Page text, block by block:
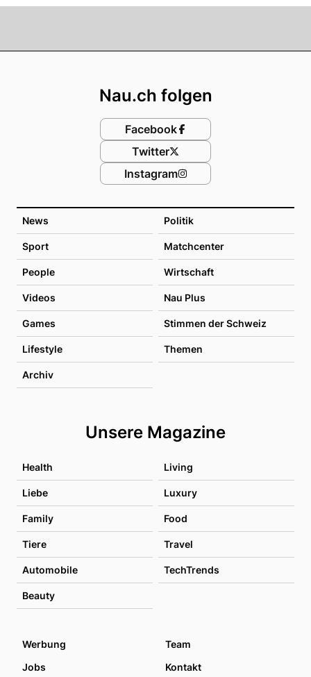
News Politik
Sport Matchcenter
People Wirtschaft
Videos Nau Plus
Games Stimmen der Schweiz
Lifestyle Themen
Archiv
Unsere Magazine
Health Living
Liebe Luxury
Family Food
Tiere Travel
Automobile TechTrends
Beauty
Nau.ch folgen
Facebook
Twitter
Instagram
Werbung
Team
Jobs
Kontakt